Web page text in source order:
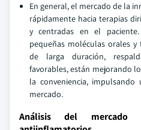
En general, el mercado de la
rápidamente hacia terapias
y centradas en el
pequeñas moléculas orales
de larga duración,
favorables, están mejorando
la conveniencia,
mercado.
Análisis del mercado